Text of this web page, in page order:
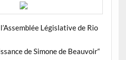
Législative de Rio
de Simone de Beauvoir“